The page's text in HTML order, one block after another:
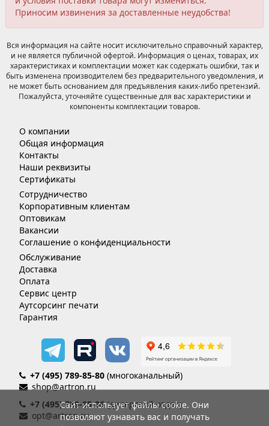
Приносим извинения за доставленные неудобства!
Вся информация на сайте носит исключительно справочный характер,
и не является публичной офертой. Информация о ценах, товарах, их
характеристиках и комплектации может как содержать ошибки, так и
быть изменена производителем без предварительного уведомления, и
не может быть основанием для предъявления каких-либо претензий.
Пожалуйста, уточняйте существенные для вас характеристики и
компоненты комплектации товаров.
О компании
Общая информация
Контакты
Наши реквизиты
Сертификаты
Сотрудничество
Корпоративным клиентам
Оптовикам
Вакансии
Соглашение о конфиденциальности
Обслуживание
Доставка
Оплата
Сервис центр
Аутсорсинг печати
Гарантия
+7 (495) 789-85-80 (многоканальный)
shop@artron.ru
+7 (495) 789-85-86(дилерский отдел)
opt@artron.ru
Сайт использует файлы cookie. Они
позволяют узнавать вас и получать